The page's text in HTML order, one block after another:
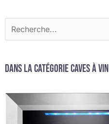
e
Dans la catégorie Caves à vin